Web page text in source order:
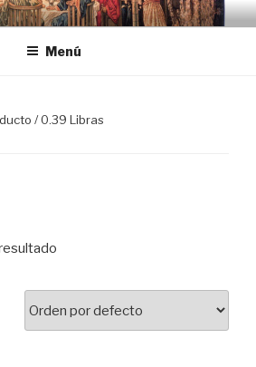
Menú
/ 0.39 Libras